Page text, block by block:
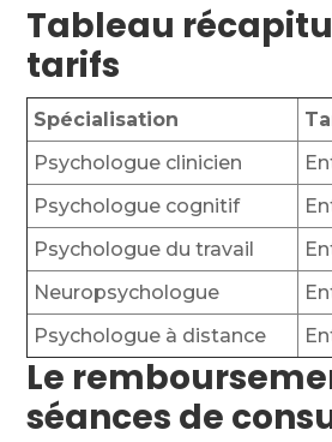
Tableau
tarifs
Spécialisation
Psychologue clinicien
Psychologue cognitif
Psychologue du travail
Neuropsychologue
Psychologue à distance
Le
séances de